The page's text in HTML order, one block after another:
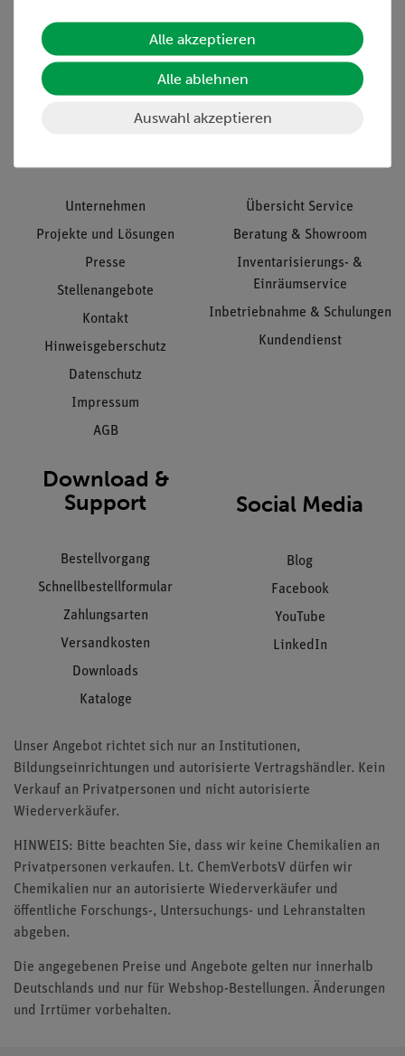
Nach oben
Unternehmen
Projekte und Lösungen
Presse
Stellenangebote
Kontakt
Hinweisgeberschutz
Datenschutz
Impressum
AGB
Übersicht Service
Beratung & Showroom
Inventarisierungs- &
Einräumservice
Inbetriebnahme & Schulungen
Kundendienst
Download &
Support
Bestellvorgang
Schnellbestellformular
Zahlungsarten
Versandkosten
Downloads
Kataloge
Social Media
Blog
Facebook
YouTube
LinkedIn
Unser Angebot richtet sich nur an Institutionen,
Bildungseinrichtungen und autorisierte Vertragshändler. Kein
Verkauf an Privatpersonen und nicht autorisierte
Wiederverkäufer.
HINWEIS: Bitte beachten Sie, dass wir keine Chemikalien an
Privatpersonen verkaufen. Lt. ChemVerbotsV dürfen wir
Chemikalien nur an autorisierte Wiederverkäufer und
öffentliche Forschungs-, Untersuchungs- und Lehranstalten
abgeben.
Die angegebenen Preise und Angebote gelten nur innerhalb
Deutschlands und nur für Webshop-Bestellungen. Änderungen
und Irrtümer vorbehalten.
Alle akzeptieren
Alle ablehnen
Auswahl akzeptieren